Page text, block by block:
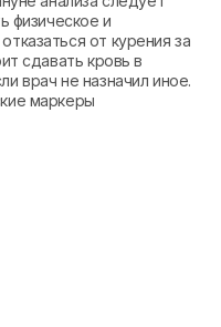
физическое и
от курения за
сдавать кровь в
врач не назначил иное.
маркеры